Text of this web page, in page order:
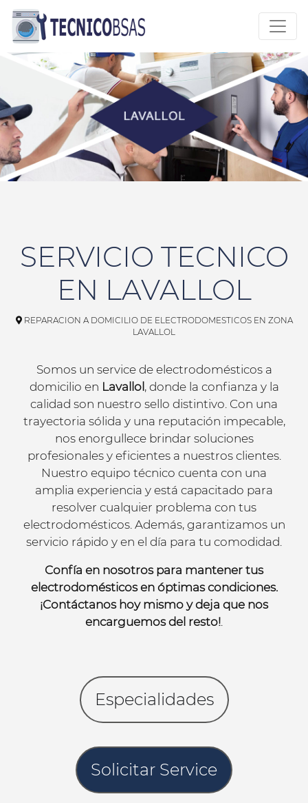
SERVICIO TECNICO
EN LAVALLOL
REPARACION A DOMICILIO DE ELECTRODOMESTICOS EN ZONA
LAVALLOL
Somos un service de electrodomésticos a
domicilio en Lavallol, donde la confianza y la
calidad son nuestro sello distintivo. Con una
trayectoria sólida y una reputación impecable,
nos enorgullece brindar soluciones
profesionales y eficientes a nuestros clientes.
Nuestro equipo técnico cuenta con una
amplia experiencia y está capacitado para
resolver cualquier problema con tus
electrodomésticos. Además, garantizamos un
servicio rápido y en el día para tu comodidad.
Confía en nosotros para mantener tus
electrodomésticos en óptimas condiciones.
¡Contáctanos hoy mismo y deja que nos
encarguemos del resto!
Especialidades
Solicitar Service